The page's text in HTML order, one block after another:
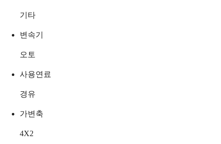
기타
변속기
오토
사용연료
경유
가변축
4X2